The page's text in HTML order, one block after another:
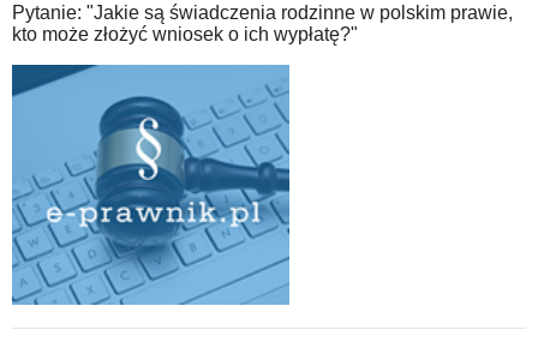
Pytanie: "Jakie są świadczenia rodzinne w polskim prawie,
kto może złożyć wniosek o ich wypłatę?"